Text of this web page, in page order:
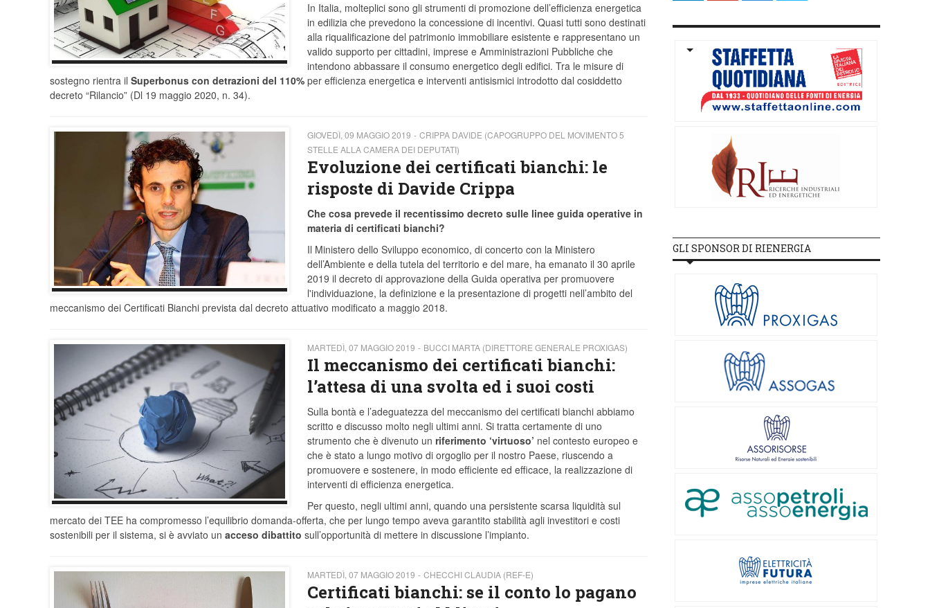
In Italia, molteplici sono gli strumenti di promozione dell’efficienza energetica
in edilizia che prevedono la concessione di incentivi. Quasi tutti sono destinati
alla riqualificazione del patrimonio immobiliare esistente e rappresentano un
valido supporto per cittadini, imprese e Amministrazioni Pubbliche che
intendono abbassare il consumo energetico degli edifici. Tra le misure di
sostegno rientra il Superbonus con detrazioni del 110% per efficienza energetica e interventi antisismici introdotto dal cosiddetto
decreto “Rilancio” (Dl 19 maggio 2020, n. 34).
GIOVEDÌ, 09 MAGGIO 2019
CRIPPA DAVIDE (CAPOGRUPPO DEL MOVIMENTO 5
STELLE ALLA CAMERA DEI DEPUTATI)
Evoluzione dei certificati bianchi: le
risposte di Davide Crippa
Che cosa prevede il recentissimo decreto sulle linee guida operative in
materia di certificati bianchi?
Il Ministero dello Sviluppo economico, di concerto con la Ministero
dell’Ambiente e della tutela del territorio e del mare, ha emanato il 30 aprile
2019 il decreto di approvazione della Guida operativa per promuovere
l'individuazione, la definizione e la presentazione di progetti nell’ambito del
meccanismo dei Certificati Bianchi prevista dal decreto attuativo modificato a maggio 2018.
MARTEDÌ, 07 MAGGIO 2019 BUCCI MARTA (DIRETTORE GENERALE PROXIGAS)
Il meccanismo dei certificati bianchi:
l’attesa di una svolta ed i suoi costi
Sulla bontà e l’adeguatezza del meccanismo dei certificati bianchi abbiamo
scritto e discusso molto negli ultimi anni. Si tratta certamente di uno
strumento che è divenuto un riferimento ‘virtuoso’ nel contesto europeo e
che è stato a lungo motivo di orgoglio per il nostro Paese, riuscendo a
promuovere e sostenere, in modo efficiente ed efficace, la realizzazione di
interventi di efficienza energetica.
Per questo, negli ultimi anni, quando una persistente scarsa liquidità sul
mercato dei TEE ha compromesso l’equilibrio domanda-offerta, che per lungo tempo aveva garantito stabilità agli investitori e costi
sostenibili per il sistema, si è avviato un acceso dibattito sull’opportunità di mettere in discussione l’impianto.
MARTEDÌ, 07 MAGGIO 2019 CHECCHI CLAUDIA (REF-E)
Certificati bianchi: se il conto lo pagano
GLI SPONSOR DI RIENERGIA